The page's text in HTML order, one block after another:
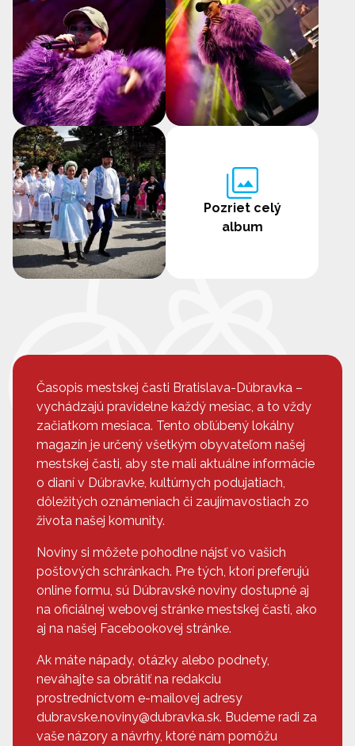
Pozriet celý
album
Časopis mestskej časti Bratislava-Dúbravka –
vychádzajú pravidelne každý mesiac, a to vždy
začiatkom mesiaca. Tento obľúbený lokálny
magazín je určený všetkým obyvateľom našej
mestskej časti, aby ste mali aktuálne informácie
o dianí v Dúbravke, kultúrnych podujatiach,
dôležitých oznámeniach či zaujímavostiach zo
života našej komunity.
Noviny si môžete pohodlne nájsť vo vašich
poštových schránkach. Pre tých, ktorí preferujú
online formu, sú Dúbravské noviny dostupné aj
na oficiálnej webovej stránke mestskej časti, ako
aj na našej Facebookovej stránke.
Ak máte nápady, otázky alebo podnety,
neváhajte sa obrátiť na redakciu
prostredníctvom e-mailovej adresy
dubravske.noviny@dubravka.sk. Budeme radi za
vaše názory a návrhy, ktoré nám pomôžu